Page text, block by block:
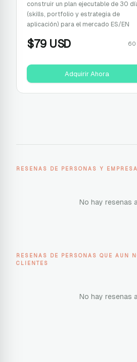
construir un plan ejecutable de 30
(skills, portfolio y estrategia de
aplicación) para el mercado ES/EN
$79USD 60
Adquirir Ahora
RESENAS DE PERSONAS Y
No hay resenas
RESENAS DE PERSONAS QUE AUN
CLIENTES
No hay resenas